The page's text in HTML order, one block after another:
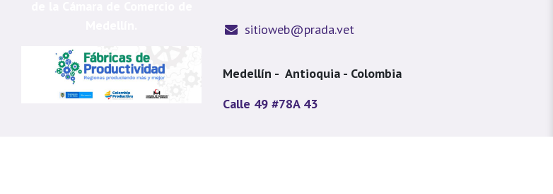
sitioweb@prada.vet
Medellín - Antioquia - Colombia
Calle 49 #78A 43